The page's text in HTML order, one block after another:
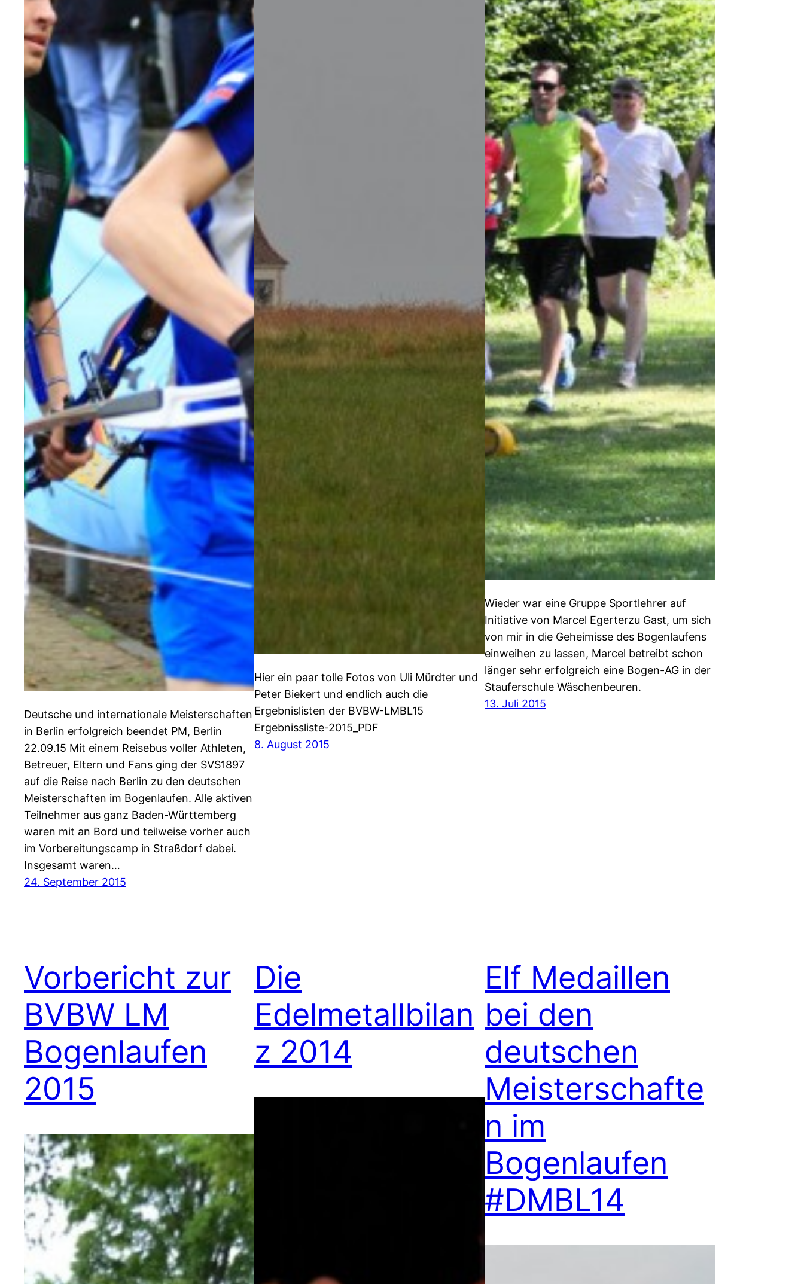
Deutsche und internationale Meisterschaften
in Berlin erfolgreich beendet PM, Berlin
22.09.15 Mit einem Reisebus voller Athleten,
Betreuer, Eltern und Fans ging der SVS1897
auf die Reise nach Berlin zu den deutschen
Meisterschaften im Bogenlaufen. Alle aktiven
Teilnehmer aus ganz Baden-Württemberg
waren mit an Bord und teilweise vorher auch
im Vorbereitungscamp in Straßdorf dabei.
Insgesamt waren…
24. September 2015
Hier ein paar tolle Fotos von Uli Mürdter und
Peter Biekert und endlich auch die
Ergebnislisten der BVBW-LMBL15
Ergebnissliste-2015_PDF
8. August 2015
Wieder war eine Gruppe Sportlehrer auf
Initiative von Marcel Egerterzu Gast, um sich
von mir in die Geheimisse des Bogenlaufens
einweihen zu lassen, Marcel betreibt schon
länger sehr erfolgreich eine Bogen-AG in der
Stauferschule Wäschenbeuren.
13. Juli 2015
Vorbericht zur
BVBW LM
Bogenlaufen
2015
Die
Edelmetallbilan
z 2014
Elf Medaillen
bei den
deutschen
Meisterschafte
n im
Bogenlaufen
#DMBL14